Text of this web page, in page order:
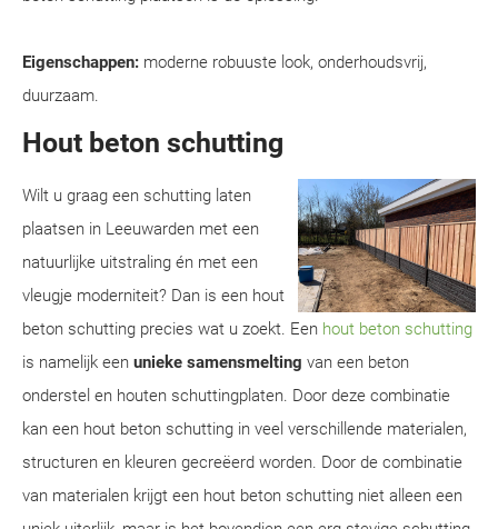
Eigenschappen: moderne robuuste look, onderhoudsvrij,
duurzaam.
Hout beton schutting
Wilt u graag een schutting laten
plaatsen in Leeuwarden met een
natuurlijke uitstraling én met een
vleugje moderniteit? Dan is een hout
beton schutting precies wat u zoekt. Een hout beton schutting
is namelijk een unieke samensmelting van een beton
onderstel en houten schuttingplaten. Door deze combinatie
kan een hout beton schutting in veel verschillende materialen,
structuren en kleuren gecreëerd worden. Door de combinatie
van materialen krijgt een hout beton schutting niet alleen een